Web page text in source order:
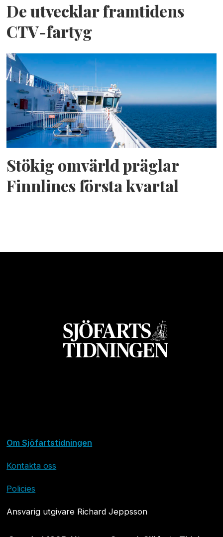
De utvecklar framtidens
CTV-fartyg
Stökig omvärld präglar
Finnlines första kvartal
Om Sjöfartstidningen
Kontakta oss
Policies
Ansvarig utgivare Richard Jeppsson